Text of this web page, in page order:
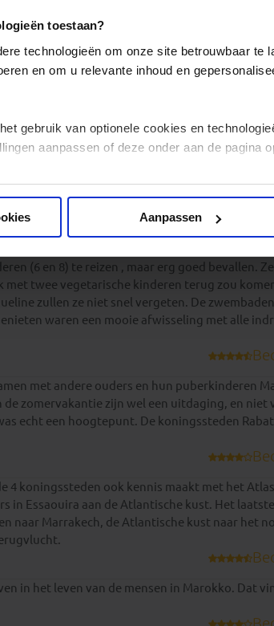
toestaan?
technologieën om onze site betrouwbaar te
en om u relevante inhoud en
gebruik van optionele cookies en
aanpassen of deze onder aan de pagina
Aanpassen
prachtige land. Onverwacht veel variëteit in
kleurrijke steden waar de tijd soms lijkt te
en bescheiden. De Marokkaanse
een intensieve reis, en in de zomer is het
Het land heeft onze verwachtingen
reisleider, geweldig is verlopen. De reis
de 7.
(6 en 8) te reizen , maar erg goed bevallen.
twee vegetarische kinderen terug zou
zullen ze niet snel vergeten. De
waren een mooie afwisseling met alle
met andere ouders en hun puberkinderen
zomervakantie zijn wel een uitdaging, en niet
echt een hoogtepunt. De koningssteden Rabat
4 koningssteden ook kennis maakt met het
in Essaouira aan de Atlantische kust. Het
naar Marrakech, de Atlantische kust naar het
in het leven van de mensen in Marokko. Dat